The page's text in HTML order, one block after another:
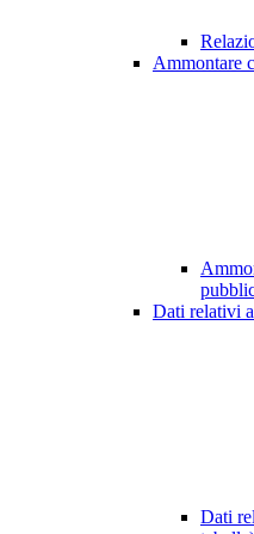
Ammontare
Dati relativi
Dati